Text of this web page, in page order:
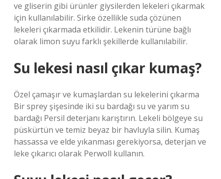
ve gliserin gibi ürünler giysilerden lekeleri çıkarmak
için kullanılabilir. Sirke özellikle suda çözünen
lekeleri çıkarmada etkilidir. Lekenin türüne bağlı
olarak limon suyu farklı şekillerde kullanılabilir.
Su lekesi nasıl çıkar kumaş?
Özel çamaşır ve kumaşlardan su lekelerini çıkarma
Bir sprey şişesinde iki su bardağı su ve yarım su
bardağı Persil deterjanı karıştırın. Lekeli bölgeye su
püskürtün ve temiz beyaz bir havluyla silin. Kumaş
hassassa ve elde yıkanması gerekiyorsa, deterjan ve
leke çıkarıcı olarak Perwoll kullanın.